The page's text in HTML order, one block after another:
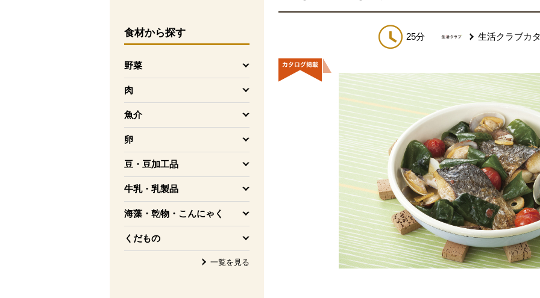
食材から探す
野菜
を開く
肉
を開く
魚介
を開く
卵
を開く
豆・豆加工品
を開く
牛乳・乳製品
を開く
海藻・乾物・こんにゃく
を開く
くだもの
を開く
一覧を見る
25分 生活クラブカ